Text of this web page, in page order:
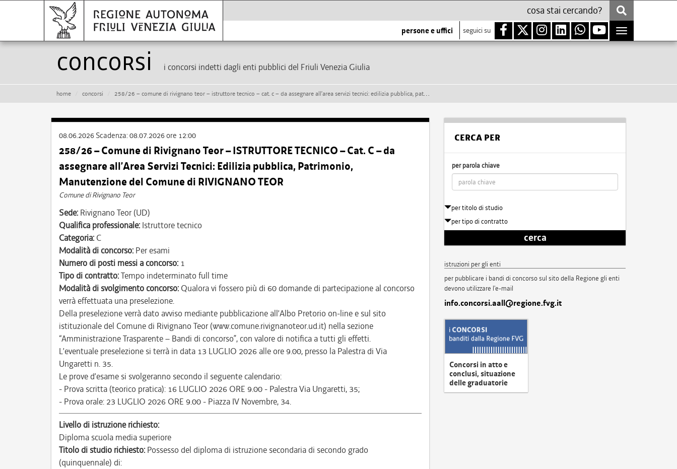
persone e uffici seguici su
Toggle
navigation
Concorsi i concorsi indetti dagli enti pubblici del Friuli Venezia Giulia
home concorsi 258/26 – comune di rivignano teor – istruttore tecnico – cat. c – da assegnare all’area servizi tecnici: edilizia pubblica, patrimonio, manutenzione del comune di rivignano teor
08.06.2026 Scadenza: 08.07.2026 ore 12:00
258/26 – Comune di Rivignano Teor – ISTRUTTORE TECNICO – Cat. C – da
assegnare all’Area Servizi Tecnici: Edilizia pubblica, Patrimonio,
Manutenzione del Comune di RIVIGNANO TEOR
Comune di Rivignano Teor
Sede: Rivignano Teor (UD)
Qualifica professionale: Istruttore tecnico
Categoria: C
Modalità di concorso: Per esami
Numero di posti messi a concorso: 1
Tipo di contratto:Tempo indeterminato full time
Modalità di svolgimento concorso: Qualora vi fossero più di 60 domande di partecipazione al concorso
verrà effettuata una preselezione.
Della preselezione verrà dato avviso mediante pubblicazione all’Albo Pretorio on-line e sul sito
istituzionale del Comune di Rivignano Teor (www.comune.rivignanoteor.ud.it) nella sezione
“Amministrazione Trasparente – Bandi di concorso”, con valore di notifica a tutti gli effetti.
L’eventuale preselezione si terrà in data 13 LUGLIO 2026 alle ore 9.00, presso la Palestra di Via
Ungaretti n. 35.
Le prove d’esame si svolgeranno secondo il seguente calendario:
- Prova scritta (teorico pratica): 16 LUGLIO 2026 ORE 9.00 - Palestra Via Ungaretti, 35;
- Prova orale: 23 LUGLIO 2026 ORE 9.00 - Piazza IV Novembre, 34.
Livello di istruzione richiesto:
Diploma scuola media superiore
Titolo di studio richiesto: Possesso del diploma di istruzione secondaria di secondo grado
(quinquennale) di:
CERCA PER
per parola chiave
per titolo di studio
per tipo di contratto
cerca
istruzioni per gli enti
per pubblicare i bandi di concorso sul sito della Regione gli enti
devono utilizzare l'e-mail
info.concorsi.aall@regione.fvg.it
Concorsi in atto e
conclusi, situazione
delle graduatorie